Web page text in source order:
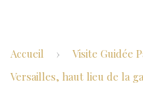
contenu
Accueil › Visite Guidée
Versailles, haut lieu de la